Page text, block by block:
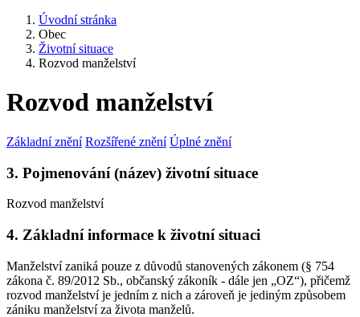
Úvodní stránka
Obec
Životní situace
Rozvod manželství
Rozvod manželství
Základní znění Rozšířené znění Úplné znění
3. Pojmenování (název) životní situace
Rozvod manželství
4. Základní informace k životní situaci
Manželství zaniká pouze z důvodů stanovených zákonem (§ 754
zákona č. 89/2012 Sb., občanský zákoník - dále jen „OZ“), přičemž
rozvod manželství je jedním z nich a zároveň je jediným způsobem
zániku manželství za života manželů.